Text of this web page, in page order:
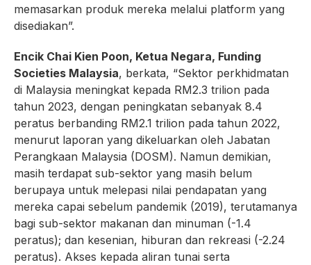
memasarkan produk mereka melalui platform yang
disediakan”.
Encik Chai Kien Poon, Ketua Negara, Funding
Societies Malaysia, berkata, “Sektor perkhidmatan
di Malaysia meningkat kepada RM2.3 trilion pada
tahun 2023, dengan peningkatan sebanyak 8.4
peratus berbanding RM2.1 trilion pada tahun 2022,
menurut laporan yang dikeluarkan oleh Jabatan
Perangkaan Malaysia (DOSM). Namun demikian,
masih terdapat sub-sektor yang masih belum
berupaya untuk melepasi nilai pendapatan yang
mereka capai sebelum pandemik (2019), terutamanya
bagi sub-sektor makanan dan minuman (-1.4
peratus); dan kesenian, hiburan dan rekreasi (-2.24
peratus). Akses kepada aliran tunai serta